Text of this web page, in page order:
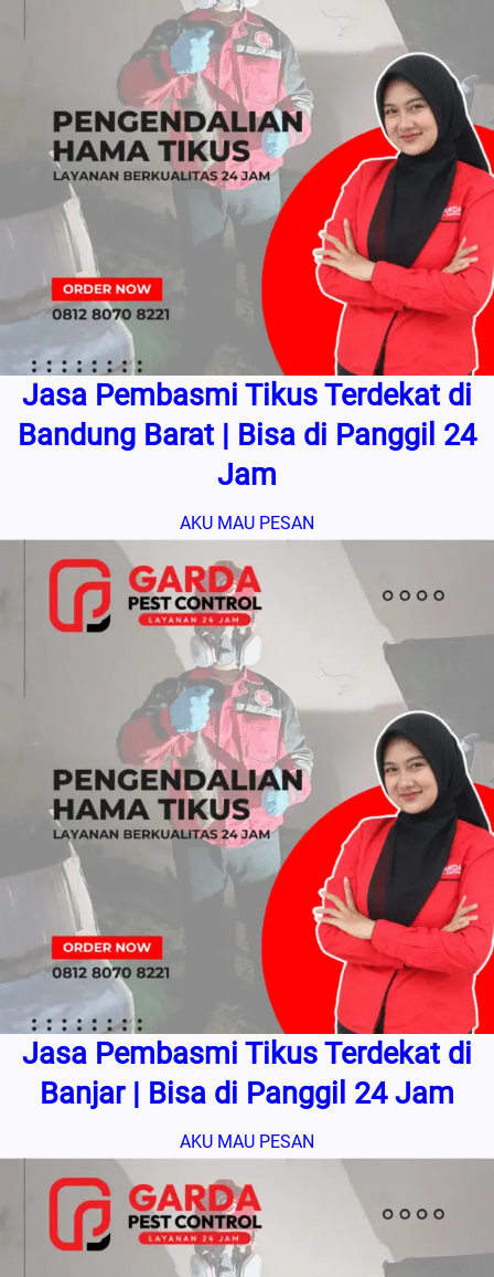
Jasa Pembasmi Tikus Terdekat di
Bandung Barat | Bisa di Panggil 24
Jam
AKU MAU PESAN
Jasa Pembasmi Tikus Terdekat di
Banjar | Bisa di Panggil 24 Jam
AKU MAU PESAN